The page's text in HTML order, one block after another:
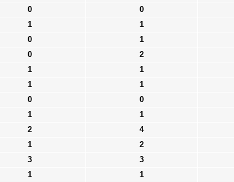
0 0
1 1
0 1
0 2
1 1
1 1
0 0
1 1
2 4
1 2
3 3
1 1